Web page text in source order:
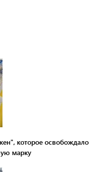
которое освобождало
марку